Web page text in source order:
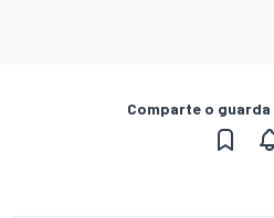
Comparte o